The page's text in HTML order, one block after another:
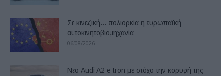
Σε κινεζική… πολιορκία η ευρωπαϊκή
αυτοκινητοβιομηχανία
06/08/2026
Νέο Audi A2 e-tron με στόχο την κορυφή της